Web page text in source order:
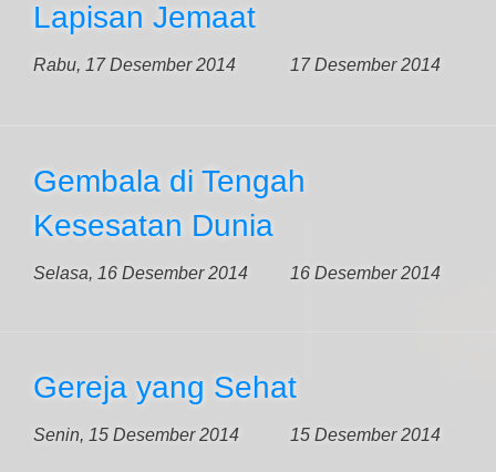
Lapisan Jemaat
Rabu, 17 Desember 2014 17 Desember 2014
Gembala di Tengah
Kesesatan Dunia
Selasa, 16 Desember 2014 16 Desember 2014
Gereja yang Sehat
Senin, 15 Desember 2014 15 Desember 2014